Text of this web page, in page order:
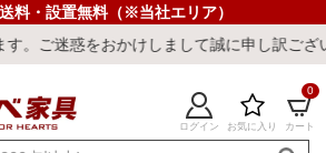
料・設置無料（※当社エリア）
まして誠に申し訳ございません。
ログイン お気に入り カート
0
新規会員登録